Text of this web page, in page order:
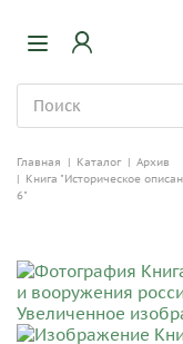
Главная | Каталог | Архив
| Книга "Историческое
6"